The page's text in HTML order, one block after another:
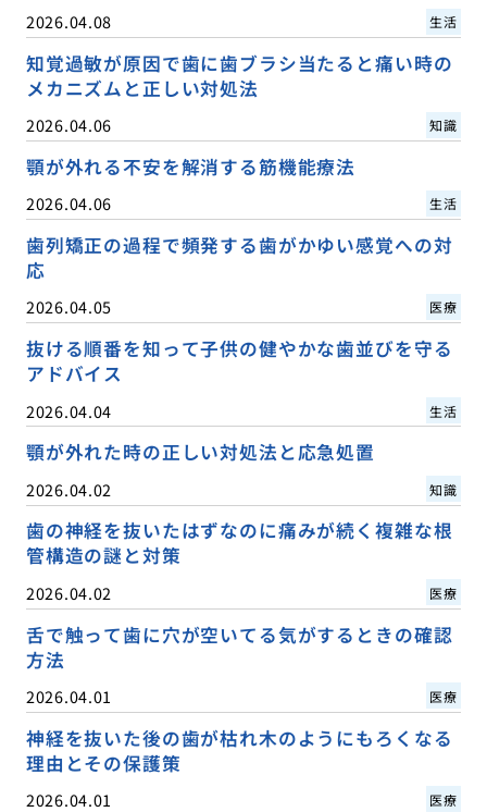
2026.04.08 生活
知覚過敏が原因で歯に歯ブラシ当たると痛い時の
メカニズムと正しい対処法
2026.04.06 知識
顎が外れる不安を解消する筋機能療法
2026.04.06 生活
歯列矯正の過程で頻発する歯がかゆい感覚への対
応
2026.04.05 医療
抜ける順番を知って子供の健やかな歯並びを守る
アドバイス
2026.04.04 生活
顎が外れた時の正しい対処法と応急処置
2026.04.02 知識
歯の神経を抜いたはずなのに痛みが続く複雑な根
管構造の謎と対策
2026.04.02 医療
舌で触って歯に穴が空いてる気がするときの確認
方法
2026.04.01 医療
神経を抜いた後の歯が枯れ木のようにもろくなる
理由とその保護策
2026.04.01 医療